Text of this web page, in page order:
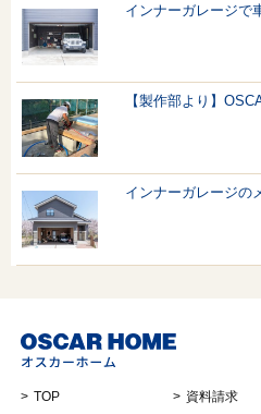
インナーガレージで
【製作部より】
インナーガレージの
TOP
資料請求